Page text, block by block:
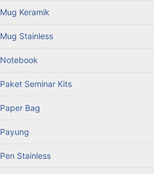
Mug Keramik
Mug Stainless
Notebook
Paket Seminar Kits
Paper Bag
Payung
Pen Stainless